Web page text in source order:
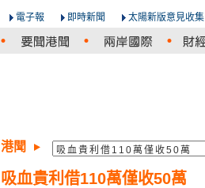
電子報 即時新聞 太陽新版意見收集
港聞
吸血貴利借110萬僅收50萬